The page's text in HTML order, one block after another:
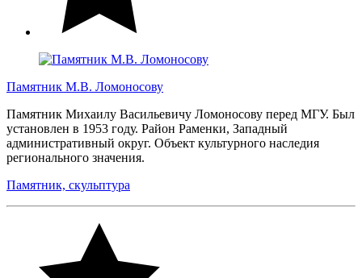
Памятник М.В. Ломоносову
Памятник Михаилу Васильевичу Ломоносову перед МГУ. Был
установлен в 1953 году. Район Раменки, Западный
административный округ. Объект культурного наследия
регионального значения.
Памятник, скульптура